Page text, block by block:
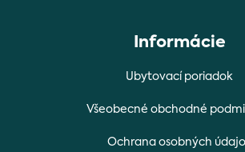
Informácie
Ubytovací poriadok
Všeobecné obchodné
Ochrana osobných